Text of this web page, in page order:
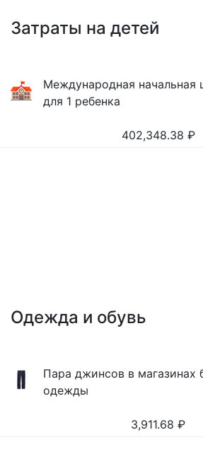
Затраты на детей
Международная начальная
для 1 ребенка
402,348.38 ₽
Одежда и обувь
Пара джинсов в магазинах
одежды
3,911.68 ₽